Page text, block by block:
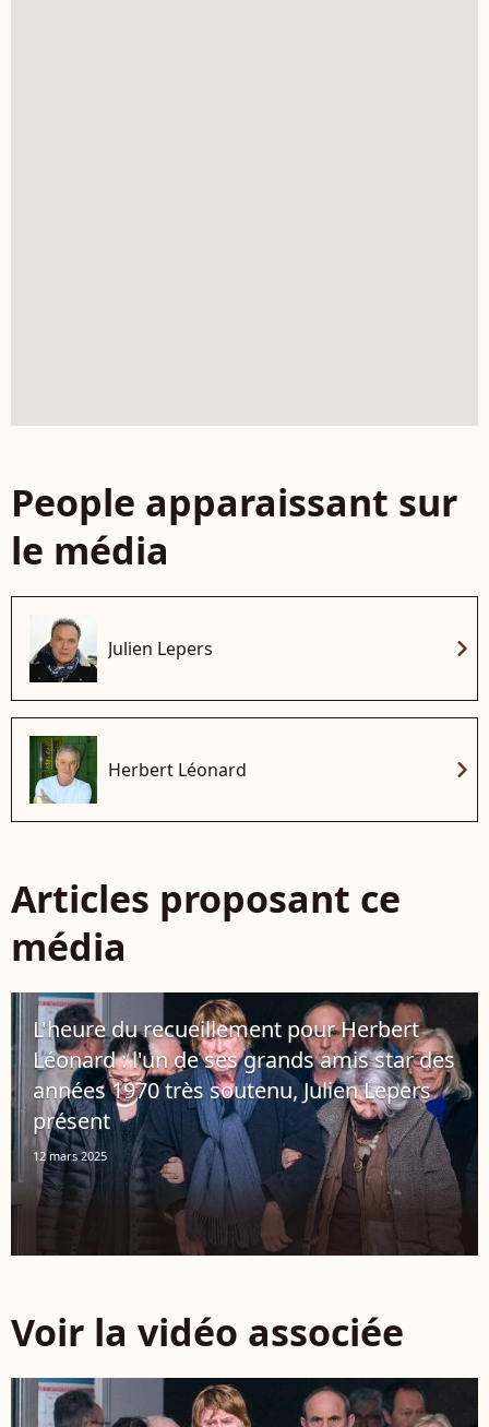
People apparaissant sur
le média
Julien Lepers chevron_right
Herbert Léonard chevron_right
Articles proposant ce
média
L'heure du recueillement pour Herbert
Léonard : l'un de ses grands amis star des
années 1970 très soutenu, Julien Lepers
présent
12 mars 2025
Voir la vidéo associée